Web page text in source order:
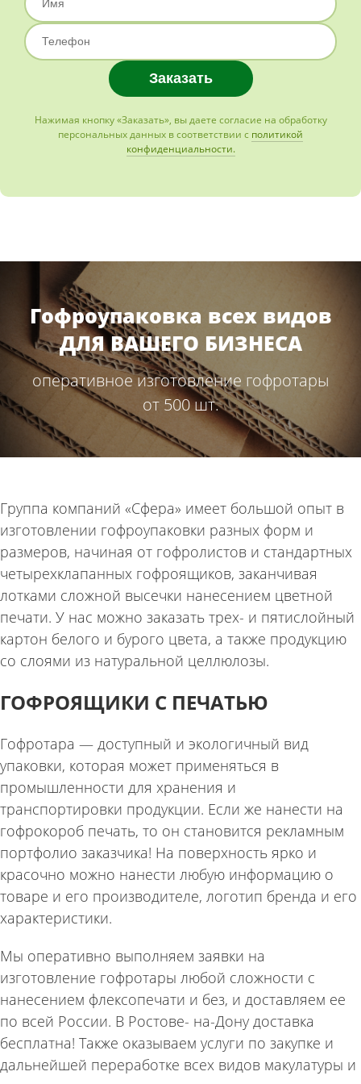
Нажимая кнопку «Заказать», вы даете согласие на обработку
персональных данных в соответствии с политикой
конфиденциальности.
Гофроупаковка всех видов
ДЛЯ ВАШЕГО БИЗНЕСА
оперативное изготовление гофротары
от 500 шт.
Группа компаний «Сфера» имеет большой опыт в
изготовлении гофроупаковки разных форм и
размеров, начиная от гофролистов и стандартных
четырехклапанных гофроящиков, заканчивая
лотками сложной высечки нанесением цветной
печати. У нас можно заказать трех- и пятислойный
картон белого и бурого цвета, а также продукцию
со слоями из натуральной целлюлозы.
ГОФРОЯЩИКИ С ПЕЧАТЬЮ
Гофротара — доступный и экологичный вид
упаковки, которая может применяться в
промышленности для хранения и
транспортировки продукции. Если же нанести на
гофрокороб печать, то он становится рекламным
портфолио заказчика! На поверхность ярко и
красочно можно нанести любую информацию о
товаре и его производителе, логотип бренда и его
характеристики.
Мы оперативно выполняем заявки на
изготовление гофротары любой сложности с
нанесением флексопечати и без, и доставляем ее
по всей России. В Ростове- на-Дону доставка
бесплатна! Также оказываем услуги по закупке и
дальнейшей переработке всех видов макулатуры и